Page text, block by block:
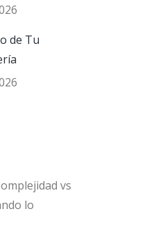
de Tu
vs
lo